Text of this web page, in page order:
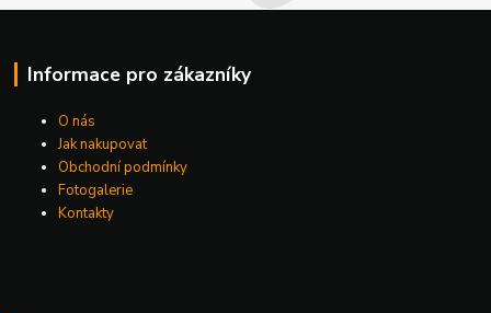
Informace pro zákazníky
O nás
Jak nakupovat
Obchodní podmínky
Fotogalerie
Kontakty